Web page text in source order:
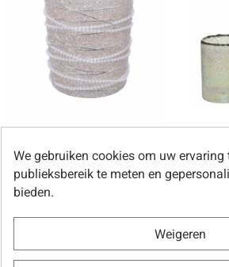
8,15 €
5/5 (2 notes)
We gebruiken cookies om uw ervaring
publieksbereik te meten en
bieden.
Weigeren